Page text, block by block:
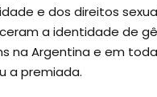
e dos direitos
a identidade de
na Argentina e em
a premiada.